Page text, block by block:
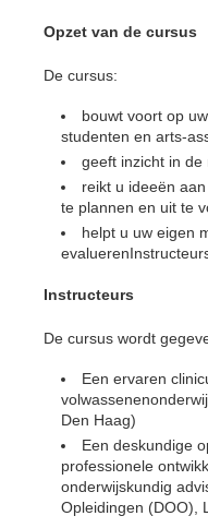
Opzet van de cursus
De cursus:
bouwt voort op
studenten en arts-
geeft inzicht in de
reikt u ideeën
te plannen en uit te
helpt u uw eigen
Instructeurs
De cursus wordt
Een ervaren
Den Haag)
Een deskundige
professionele
onderwijskundig
Opleidingen (DOO),